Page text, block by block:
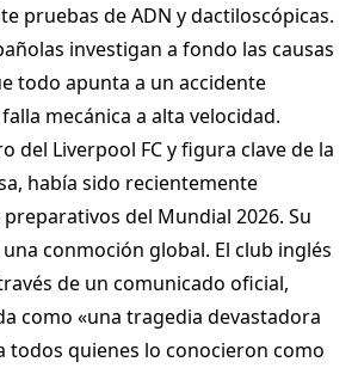
pruebas de ADN y dactiloscópicas.
investigan a fondo las causas
todo apunta a un accidente
mecánica a alta velocidad.
del Liverpool FC y figura clave de la
había sido recientemente
del Mundial 2026. Su
conmoción global. El club inglés
de un comunicado oficial,
como «una tragedia devastadora
todos quienes lo conocieron como